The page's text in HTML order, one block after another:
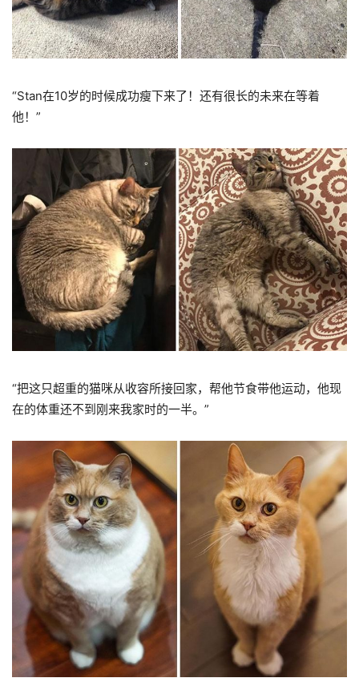
“Stan在10岁的时候成功瘦下来了！还有很长的未来在等着
他！”
“把这只超重的猫咪从收容所接回家，帮他节食带他运动，他现
在的体重还不到刚来我家时的一半。”